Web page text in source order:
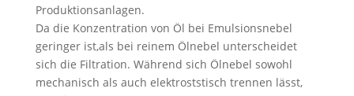
Produktionsanlagen.
Da die Konzentration von Öl bei Emulsionsnebel
geringer ist,als bei reinem Ölnebel unterscheidet
sich die Filtration. Während sich Ölnebel sowohl
mechanisch als auch elektroststisch trennen lässt,